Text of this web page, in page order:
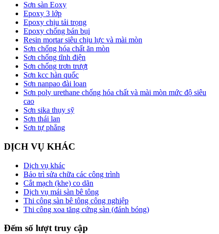
Sơn sàn Eoxy
Epoxy 3 lớp
Epoxy chịu tải trọng
Epoxy chống bán bụi
Resin mortar siêu chịu lực và mài mòn
Sơn chống hóa chất ăn mòn
Sơn chống tĩnh điện
Sơn chống trơn trượt
Sơn kcc hàn quốc
Sơn nanpao đài loan
Sơn poly urethane chống hóa chất và mài mòn mức độ siêu
cao
Sơn sika thụy sỹ
Sơn thái lan
Sơn tự phẳng
DỊCH VỤ KHÁC
Dịch vụ khác
Bảo trì sửa chữa các công trình
Cắt mạch (khe) co dãn
Dịch vụ mái sàn bê tông
Thi công sàn bê tông công nghiệp
Thi công xoa tăng cứng sàn (đánh bóng)
Đếm số lượt truy cập